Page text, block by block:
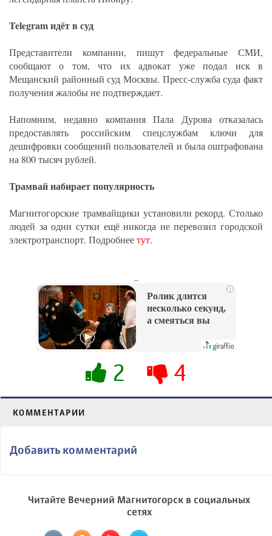
Telegram идёт в суд
Представители компании, пишут федеральные СМИ,
сообщают о том, что их адвокат уже подал иск в
Мещанский районный суд Москвы. Пресс-служба суда факт
получения жалобы не подтверждает.
Напомним, недавно компания Пала Дурова отказалась
предоставлять российским спецслужбам ключи для
дешифровки сообщений пользователей и была оштрафована
на 800 тысяч рублей.
Трамвай набирает популярность
Магнитогорские трамвайщики установили рекорд. Столько
людей за одни сутки ещё никогда не перевозил городской
электротранспорт. Подробнеетут.
i
Ролик длится
несколько секунд,
а смеяться вы
2 4
КОММЕНТАРИИ
Добавить комментарий
Читайте Вечерний Магнитогорск в социальных
сетях